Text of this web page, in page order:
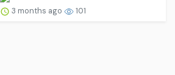
3 months ago 101